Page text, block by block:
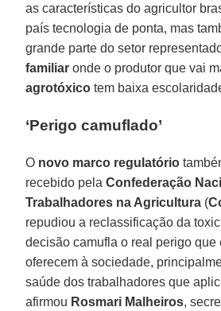
as características do agricultor
país tecnologia de ponta, mas
grande parte do setor
familiar onde o produtor que vai
agrotóxico tem baixa
‘Perigo camuflado’
O novo marco regulatório
recebido pelaConfederação
Trabalhadores na Agricultura (
repudiou a reclassificação da
decisão camufla o real perigo que
oferecem à sociedade,
saúde dos trabalhadores que
afirmou Rosmari Malheiros,